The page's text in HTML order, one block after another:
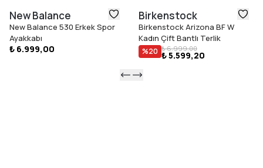
New Balance
New Balance 530 Erkek Spor
Ayakkabı
₺ 6.999,00
Birkenstock
Birkenstock Arizona BF W
Kadın Çift Bantlı Terlik
%20 ₺ 6.999,00
₺ 5.599,20